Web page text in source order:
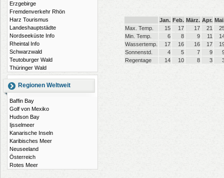
Erzgebirge
Fremdenverkehr Rhön
Harz Tourismus
Landeshauptstädte
Nordseeküste Info
Rheintal Info
Schwarzwald
Teutoburger Wald
Thüringer Wald
Regionen Weltweit
Baffin Bay
Golf von Mexiko
Hudson Bay
Ijsselmeer
Kanarische Inseln
Karibisches Meer
Neuseeland
Österreich
Rotes Meer
Jan. Feb. März. Apr.
Max. Temp.
15 17 17 21
Min. Temp.
6 8 9 11
Wassertemp.
17 16 16 17
Sonnenstd.
4 5 7 9
Regentage
14 10 8 3